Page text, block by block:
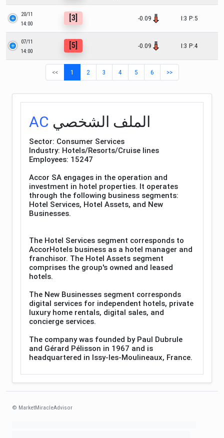
20/11
14:00
[3] -0.09 I:3 P:5
07/11
14:00
[5] -0.09 I:3 P:4
<< 1 2 3 4 5 6 >>
AC الملف الشخصي
Sector: Consumer Services
Industry: Hotels/Resorts/Cruise lines
Employees: 15247
Accor SA engages in the operation and
investment in hotel properties. It operates
through the following business segments:
Hotel Services, Hotel Assets, and New
Businesses.
The Hotel Services segment corresponds to
AccorHotels business as a hotel manager and
franchisor. The Hotel Assets segment
comprises the group's owned and leased
hotels.
The New Businesses segment corresponds
digital services for independent hotels, private
luxury home rentals, digital sales, and
concierge services.
The company was founded by Paul Dubrule
and Gérard Pélisson in 1967 and is
headquartered in Issy-les-Moulineaux, France.
© MarketMiracleAdvisor